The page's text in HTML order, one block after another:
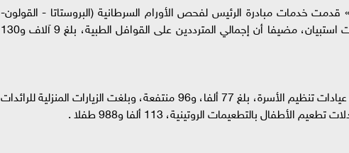
إن حملة «100 يوم صحة» قدمت خدمات مبادرة الرئيس لفحص الأورام السرطانية (البروستاتا - القولون-
الرئة - عنق الرحم) بملئ 17 ألفا و6 استمارات استبيان، مضيفا أن إجمالي المترددين على القوافل الطبية، بلغ 9 آلاف و130
وتابع «عبدالغفار» أن عدد المنتفعات بخدمات عيادات تنظيم الأسرة، بلغ 77 ألفا، و96 منتفعة، وبلغت الزيارات المنزلية للرائدات